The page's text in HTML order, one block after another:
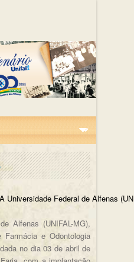
Universidade Federal
Alfenas (UNIFAL-MG),
Farmácia e Odontologia
no dia 03 de abril de